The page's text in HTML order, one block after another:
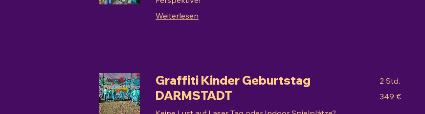
Weiterlesen
Graffiti Kinder Geburtstag
DARMSTADT
2 Std.
Euro
349 €